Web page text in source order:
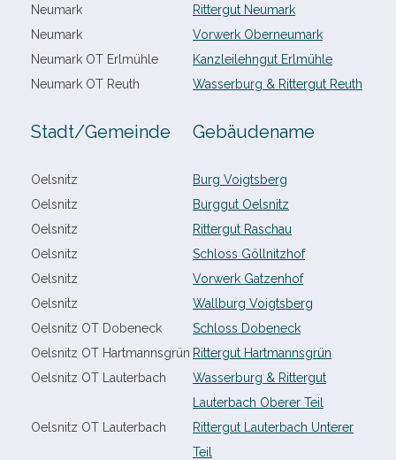
Neumark
Rittergut Neumark
Neumark
Vorwerk Oberneumark
Neumark OT Erlmühle
Kanzleilehngut Erlmühle
Neumark OT Reuth
Wasserburg & Rittergut Reuth
Stadt/​Gemeinde Gebäudename
Oelsnitz
Burg Voigtsberg
Oelsnitz
Burggut Oelsnitz
Oelsnitz
Rittergut Raschau
Oelsnitz
Schloss Göllnitzhof
Oelsnitz
Vorwerk Gatzenhof
Oelsnitz
Wallburg Voigtsberg
Oelsnitz OT Dobeneck
Schloss Dobeneck
Oelsnitz OT Hartmannsgrün Rittergut Hartmannsgrün
Oelsnitz OT Lauterbach
Wasserburg & Rittergut
Lauterbach Oberer Teil
Oelsnitz OT Lauterbach
Rittergut Lauterbach Unterer
Teil